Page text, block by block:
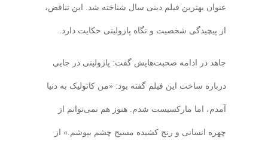
عنوان بهترین فیلم دینی سال شناخته شد. این تناقض،
از پیچیدگی شخصیت و نگاه پازولینی حکایت دارد.
جاهد در ادامه صحبت‌هایش گفت: پازولینی در جایی
درباره ساخت این فیلم گفته بود: «من کاتولیک به دنیا
آمدم، اما مارکسیست شدم. هنوز هم نمی‌توانم از
چهره انسانی و رنج‌ کشیده مسیح چشم بپوشم.» از